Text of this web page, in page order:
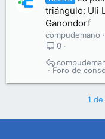
triángulo: Uli
Ganondorf
compudemano
0
Foro de
1 de